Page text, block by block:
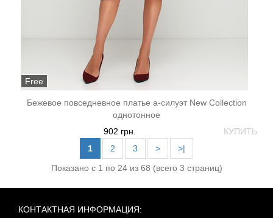
Free
Бежевое повседневное платье а-силуэт New Collection
однотонное
КУПИТЬ
902 грн.
1
2 3 >
>|
Показано с 1 по 24 из 68 (всего 3 страниц)
КОНТАКТНАЯ ИНФОРМАЦИЯ: